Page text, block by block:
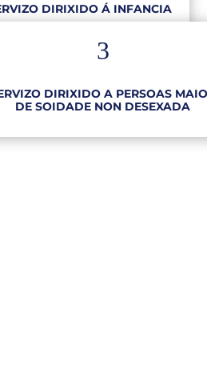
DIRIXIDO Á INFANCIA
3
DIRIXIDO A PERSOAS
DE SOIDADE NON DESEXADA